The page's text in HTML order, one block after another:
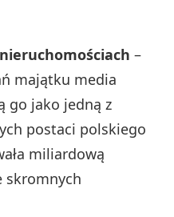
–
majątku media
go jako jedną z
postaci polskiego
miliardową
skromnych